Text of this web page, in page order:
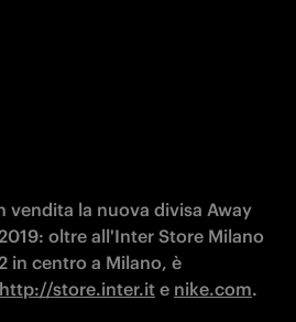
vendita la nuova divisa Away
oltre all'Inter Store Milano
in centro a Milano, è
http://store.inter.it e nike.com.